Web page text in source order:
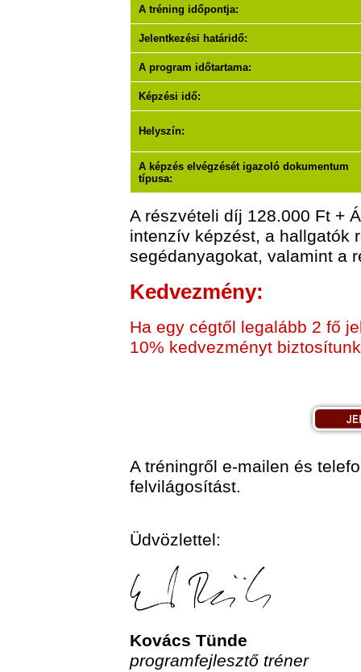
A tréning időpontja:
Jelentkezési határidő:
A program időtartama:
Képzési idő:
Helyszín:
A képzés elvégzését igazoló dokumentum
típusa:
A részvételi díj 128.000 Ft +
intenzív képzést, a hallgatók
segédanyagokat, valamint a
Kedvezmény:
Ha egy cégtől legalább 2 fő
10% kedvezményt
A tréningről e-mailen és
felvilágosítást.
Üdvözlettel:
Kovács Tünde
programfejlesztő tréner